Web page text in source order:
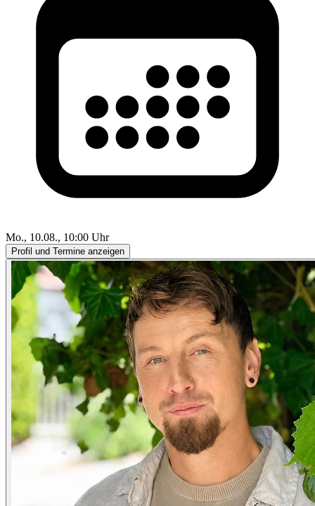
Mo., 10.08., 10:00 Uhr
Profil und Termine anzeigen